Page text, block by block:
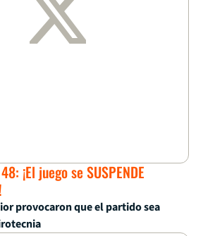
¡El juego se SUSPENDE
provocaron que el partido sea